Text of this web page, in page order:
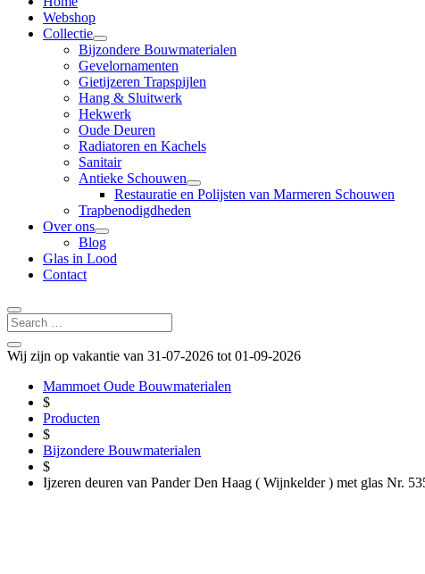
Webshop
Collectie
Bijzondere Bouwmaterialen
Gevelornamenten
Gietijzeren Trapspijlen
Hang & Sluitwerk
Hekwerk
Oude Deuren
Radiatoren en Kachels
Sanitair
Antieke Schouwen
Restauratie en Polijsten van Marmeren Schouwen
Trapbenodigdheden
Over ons
Blog
Glas in Lood
Contact
Wij zijn op vakantie van 31-07-2026 tot 01-09-2026
Mammoet Oude Bouwmaterialen
$
Producten
$
Bijzondere Bouwmaterialen
$
Ijzeren deuren van Pander Den Haag ( Wijnkelder ) met glas Nr.